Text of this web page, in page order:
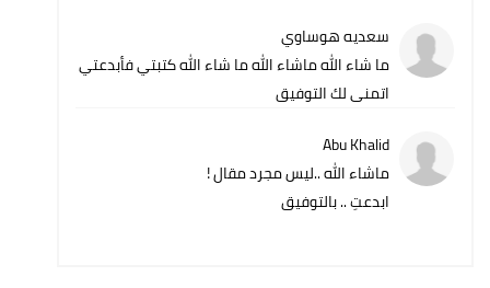
سعديه هوساوي
ما شاء الله ماشاء الله ما شاء الله كتبتي فأبدعتي
اتمنى لك التوفيق
Abu Khalid
ماشاء الله ..ليس مجرد مقال !
ابدعتِ .. بالتوفيق